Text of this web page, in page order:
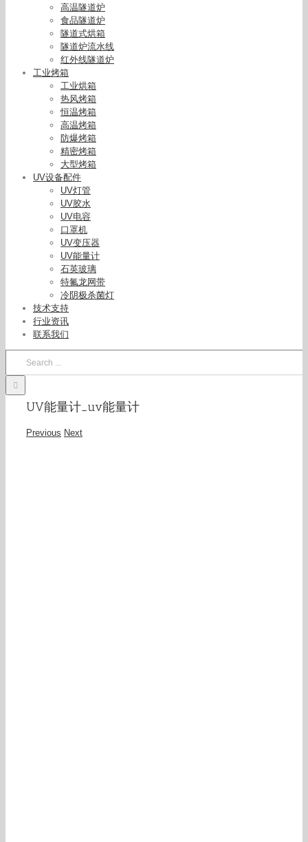
高温隧道炉
食品隧道炉
隧道式烘箱
隧道炉流水线
红外线隧道炉
工业烤箱
工业烘箱
热风烤箱
恒温烤箱
高温烤箱
防爆烤箱
精密烤箱
大型烤箱
UV设备配件
UV灯管
UV胶水
UV电容
口罩机
UV变压器
UV能量计
石英玻璃
特氟龙网带
冷阴极杀菌灯
技术支持
行业资讯
联系我们
UV能量计_uv能量计
Previous Next